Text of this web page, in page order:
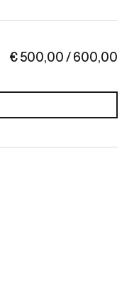
€ 500,00 / 600,00